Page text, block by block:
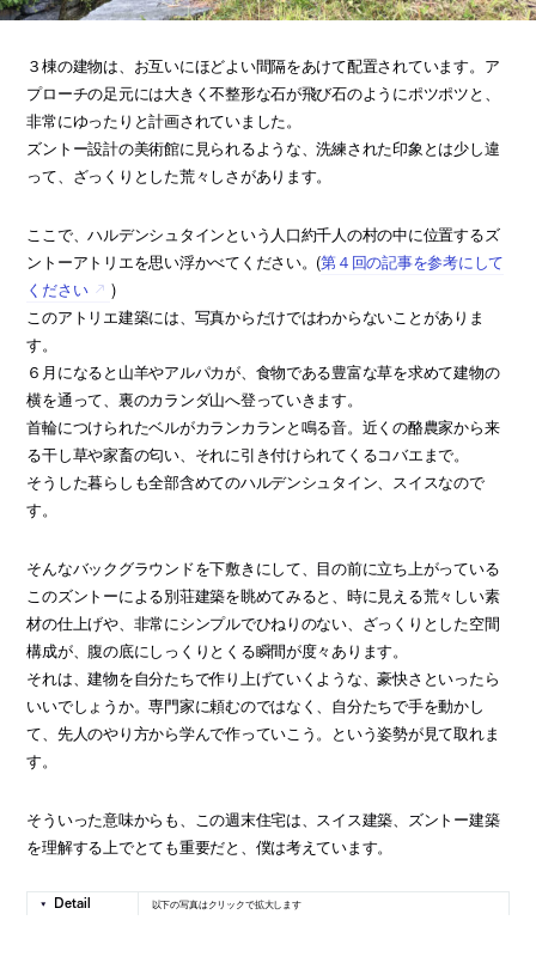
３棟の建物は、お互いにほどよい間隔をあけて配置されています。ア
プローチの足元には大きく不整形な石が飛び石のようにポツポツと、
非常にゆったりと計画されていました。
ズントー設計の美術館に見られるような、洗練された印象とは少し違
って、ざっくりとした荒々しさがあります。
ここで、ハルデンシュタインという人口約千人の村の中に位置するズ
ントーアトリエを思い浮かべてください。(第４回の記事を参考にして
ください
)
このアトリエ建築には、写真からだけではわからないことがありま
す。
６月になると山羊やアルパカが、食物である豊富な草を求めて建物の
横を通って、裏のカランダ山へ登っていきます。
首輪につけられたベルがカランカランと鳴る音。近くの酪農家から来
る干し草や家畜の匂い、それに引き付けられてくるコバエまで。
そうした暮らしも全部含めてのハルデンシュタイン、スイスなので
す。
そんなバックグラウンドを下敷きにして、目の前に立ち上がっている
このズントーによる別荘建築を眺めてみると、時に見える荒々しい素
材の仕上げや、非常にシンプルでひねりのない、ざっくりとした空間
構成が、腹の底にしっくりとくる瞬間が度々あります。
それは、建物を自分たちで作り上げていくような、豪快さといったら
いいでしょうか。専門家に頼むのではなく、自分たちで手を動かし
て、先人のやり方から学んで作っていこう。という姿勢が見て取れま
す。
そういった意味からも、この週末住宅は、スイス建築、ズントー建築
を理解する上でとても重要だと、僕は考えています。
以下の写真はクリックで拡大します